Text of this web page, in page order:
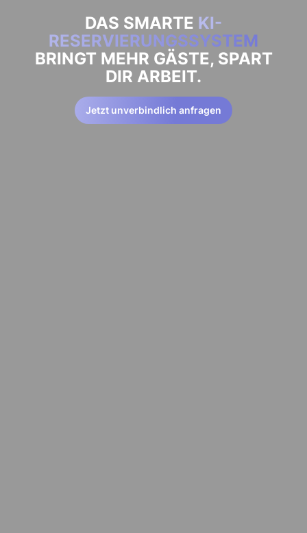
DAS SMARTE KI-
RESERVIERUNGSSYSTEM
BRINGT MEHR GÄSTE, SPART
DIR ARBEIT.
Jetzt unverbindlich anfragen